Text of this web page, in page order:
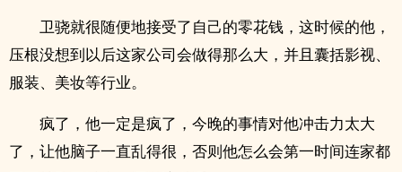
卫骁就很随便地接受了自己的零花钱，这时候的他，
压根没想到以后这家公司会做得那么大，并且囊括影视、
服装、美妆等行业。
疯了，他一定是疯了，今晚的事情对他冲击力太大
了，让他脑子一直乱得很，否则他怎么会第一时间连家都